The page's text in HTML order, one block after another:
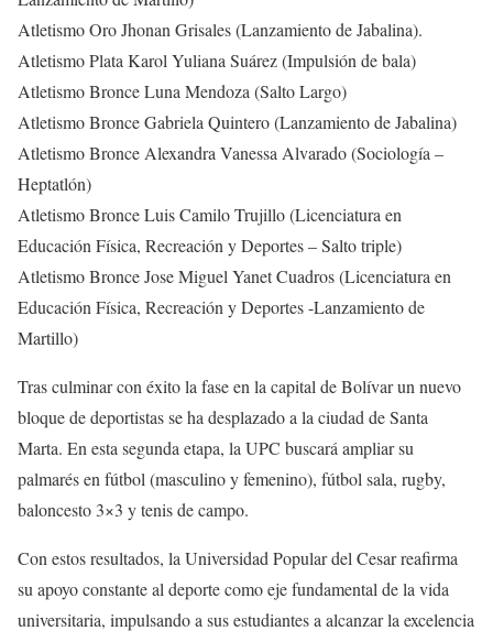
Atletismo Oro Jhonan Grisales (Lanzamiento de Jabalina).
Atletismo Plata Karol Yuliana Suárez (Impulsión de bala)
Atletismo Bronce Luna Mendoza (Salto Largo)
Atletismo Bronce Gabriela Quintero (Lanzamiento de Jabalina)
Atletismo Bronce Alexandra Vanessa Alvarado (Sociología –
Heptatlón)
Atletismo Bronce Luis Camilo Trujillo (Licenciatura en
Educación Física, Recreación y Deportes – Salto triple)
Atletismo Bronce Jose Miguel Yanet Cuadros (Licenciatura en
Educación Física, Recreación y Deportes -Lanzamiento de
Martillo)
Tras culminar con éxito la fase en la capital de Bolívar un nuevo
bloque de deportistas se ha desplazado a la ciudad de Santa
Marta. En esta segunda etapa, la UPC buscará ampliar su
palmarés en fútbol (masculino y femenino), fútbol sala, rugby,
baloncesto 3×3 y tenis de campo.
Con estos resultados, la Universidad Popular del Cesar reafirma
su apoyo constante al deporte como eje fundamental de la vida
universitaria, impulsando a sus estudiantes a alcanzar la excelencia